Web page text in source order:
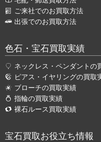
ご来社でのお買取方法
出張でのお買取方法
色石・宝石買取実績
ネックレス・ペンダントの
ピアス・イヤリングの買取
ブローチの買取実績
指輪の買取実績
裸石ルース買取実績
宝石買取お役立ち情報